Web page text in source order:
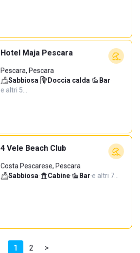
Hotel Maja Pescara
Pescara, Pescara
Sabbiosa· Doccia calda· Bar·
e altri 5…
4 Vele Beach Club
Costa Pescarese, Pescara
Sabbiosa· Cabine· Bar·e altri 7…
1 2 >